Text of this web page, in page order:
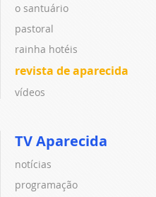
o santuário
pastoral
rainha hotéis
revista de aparecida
vídeos
TV Aparecida
notícias
programação